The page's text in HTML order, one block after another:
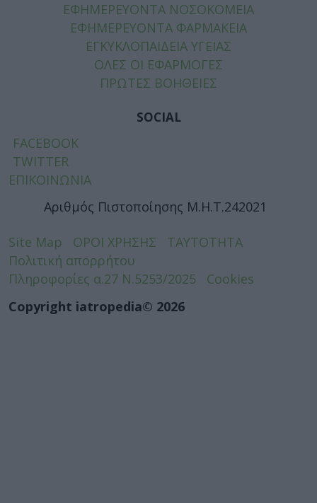
ΕΦΗΜΕΡΕΥΟΝΤΑ ΝΟΣΟΚΟΜΕΙΑ
ΕΦΗΜΕΡΕΥΟΝΤΑ ΦΑΡΜΑΚΕΙΑ
ΕΓΚΥΚΛΟΠΑΙΔΕΙΑ ΥΓΕΙΑΣ
ΟΛΕΣ ΟΙ ΕΦΑΡΜΟΓΕΣ
ΠΡΩΤΕΣ ΒΟΗΘΕΙΕΣ
SOCIAL
FACEBOOK
TWITTER
ΕΠΙΚΟΙΝΩΝΙΑ
Αριθμός Πιστοποίησης Μ.Η.Τ.242021
Site Map ΟΡΟΙ ΧΡΗΣΗΣ
ΤΑΥΤΟΤΗΤΑ
Πολιτική απορρήτου
Πληροφορίες α.27 Ν.5253/2025
Cookies
Copyright iatropedia© 2026